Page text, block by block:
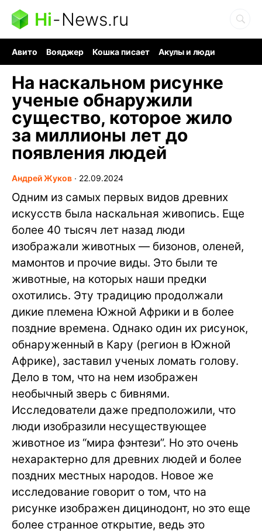
Hi-News.ru
Авито Вояджер Кошка писает
Акулы и люди
На наскальном рисунке
ученые обнаружили
существо, которое жило
за миллионы лет до
появления людей
Андрей Жуков ∙ 22.09.2024
Одним из самых первых видов древних
искусств была наскальная живопись. Еще
более 40 тысяч лет назад люди
изображали животных — бизонов, оленей,
мамонтов и прочие виды. Это были те
животные, на которых наши предки
охотились. Эту традицию продолжали
дикие племена Южной Африки и в более
поздние времена. Однако один их рисунок,
обнаруженный в Кару (регион в Южной
Африке), заставил ученых ломать голову.
Дело в том, что на нем изображен
необычный зверь с бивнями.
Исследователи даже предположили, что
люди изобразили несуществующее
животное из “мира фэнтези”. Но это очень
нехарактерно для древних людей и более
поздних местных народов. Новое же
исследование говорит о том, что на
рисунке изображен дицинодонт, но это еще
более странное открытие, ведь это